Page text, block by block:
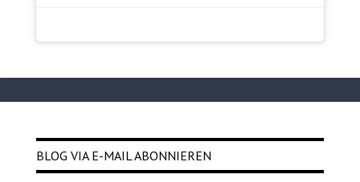
BLOG VIA E-MAIL ABONNIEREN